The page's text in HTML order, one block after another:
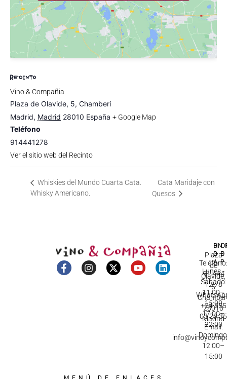
RECINTO
Vino & Compañia
Plaza de Olavide, 5, Chamberí
Madrid, Madrid 28010 España + Google Map
Teléfono
914441278
Ver el sitio web del Recinto
Whiskies del Mundo Cuarta Cata.
Whisky Americano.
Cata Maridaje con
Quesos
Plaza
de
Olavide,
5
28010
Madrid
DE
Lunes -
Sábado:
11:00–
15:00
17:00–
22:00
12:00–
15:00
91 444
12 78
+34 655
03 20 35
Email: